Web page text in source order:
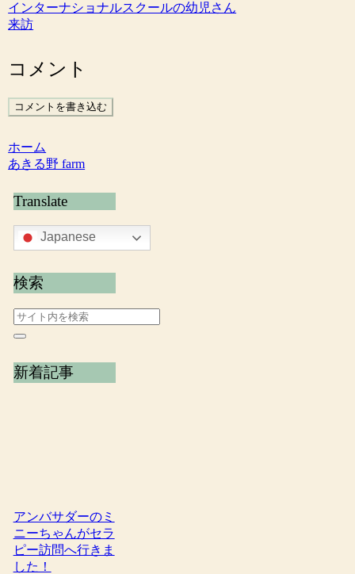
インターナショナルスクールの幼児さん
来訪
コメント
コメントを書き込む
ホーム
あきる野 farm
Translate
Japanese
検索
新着記事
アンバサダーのミ
ニーちゃんがセラ
ピー訪問へ行きま
した！